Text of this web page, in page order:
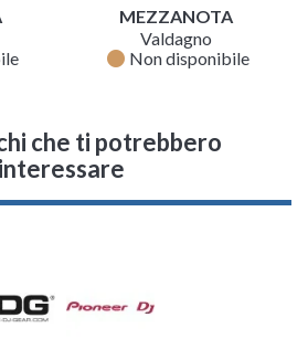
MEZZANOTA
Valdagno
fiber_manual_record Non disponibile
che ti potrebbero
interessare